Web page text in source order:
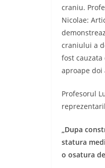
craniu.
Nicolae:
craniului a
fost
aproape doi
Profesorul
„Dupa
statura
o osatura